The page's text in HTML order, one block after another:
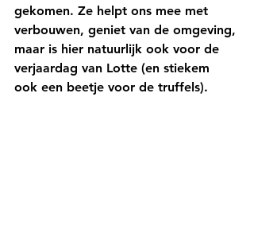
gekomen. Ze helpt ons mee met
verbouwen, geniet van de omgeving,
maar is hier natuurlijk ook voor de
verjaardag van Lotte (en stiekem
ook een beetje voor de truffels).